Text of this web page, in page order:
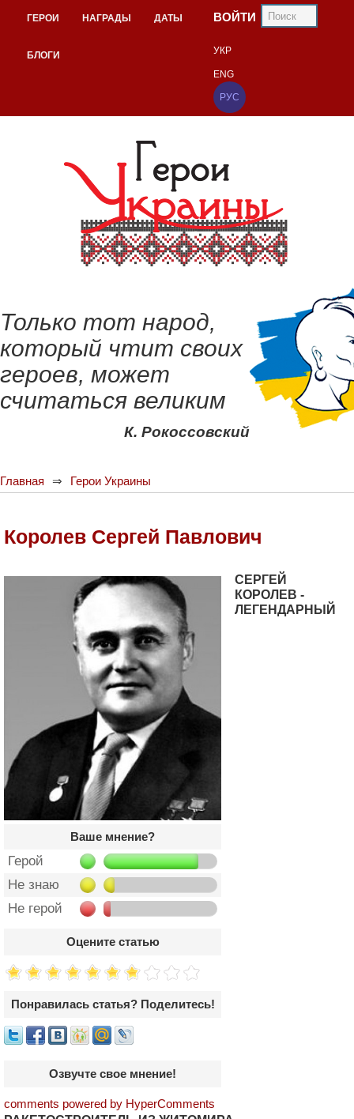
ГЕРОИ НАГРАДЫ ДАТЫ
БЛОГИ
ВОЙТИ
УКР
ENG
РУС
Только тот народ,
который чтит своих
героев, может
считаться великим
К. Рокоссовский
Главная Герои Украины
Королев Сергей Павлович
Ваше мнение?
Герой
Не знаю
Не герой
Оцените статью
Понравилась статья? Поделитесь!
Озвучте свое мнение!
comments powered by HyperComments
СЕРГЕЙ
КОРОЛЕВ -
ЛЕГЕНДАРНЫЙ